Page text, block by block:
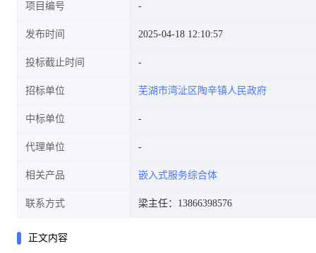
项目编号
发布时间 2025-04-18 12:10:57
投标截止时间
招标单位 芜湖市湾沚区陶辛镇人民政府
中标单位
代理单位
相关产品 嵌入式服务综合体
联系方式 梁主任：13866398576
正文内容